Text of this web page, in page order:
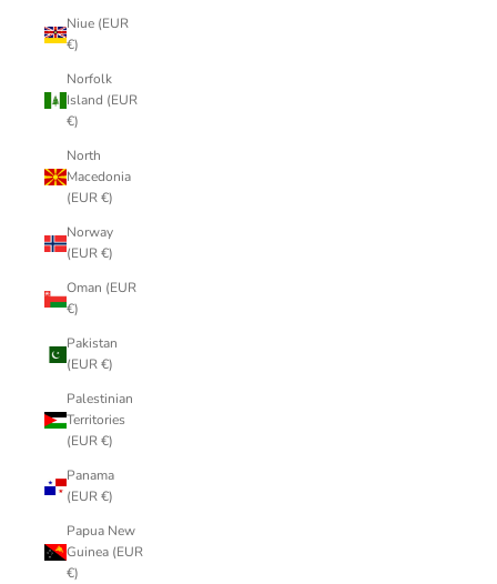
Niue (EUR
€)
Norfolk
Island (EUR
€)
North
Macedonia
(EUR €)
Norway
(EUR €)
Oman (EUR
€)
Pakistan
(EUR €)
Palestinian
Territories
(EUR €)
Panama
(EUR €)
Papua New
Guinea (EUR
€)